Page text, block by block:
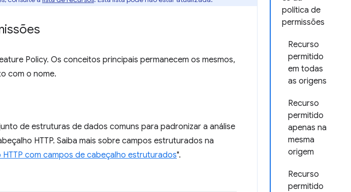
política de
permissões
Recurso
permitido
em todas
as origens
Recurso
permitido
apenas na
mesma
origem
Recurso
permitido
Policy. Os conceitos principais permanecem os mesmos,
com o nome.
de estruturas de dados comuns para padronizar a análise
HTTP. Saiba mais sobre campos estruturados na
HTTP com campos de cabeçalho estruturados".